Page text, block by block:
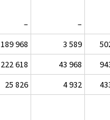
–
–
189 968 3 589
222 618 43 968
25 826 4 932